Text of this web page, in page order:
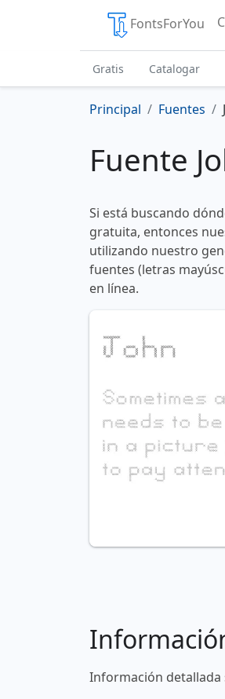
FontsForYou
Gratis Catalogar
Principal Fuentes
Fuente
Si está buscando
gratuita, entonces
utilizando nuestro
fuentes (letras
en línea.
Información detallada